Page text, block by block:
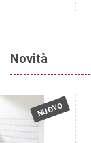
Novità
NUOVO